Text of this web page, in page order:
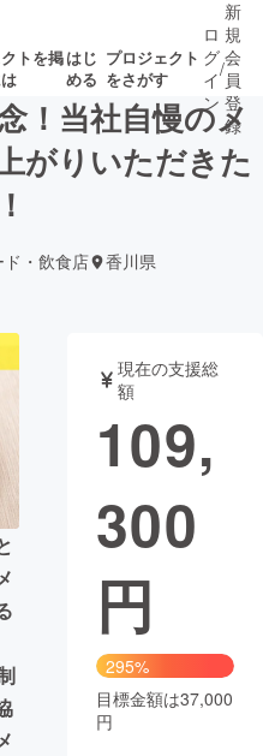
トを掲はじ
める
プロジェクト
をさがす
ト
書籍・雑誌
チャレンジ
CAMPFIRE Creation
machi-ya コミュニティ
ロ
グ
イ
ン
/
新
規
会
員
登
録
！当社自慢のメ
がりいただきた
ド・飲食店 香川県
現在の支援総
額
109,
300
円
295%
目標金額は37,000
円